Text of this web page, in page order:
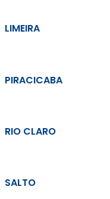
LIMEIRA
PIRACICABA
RIO CLARO
SALTO